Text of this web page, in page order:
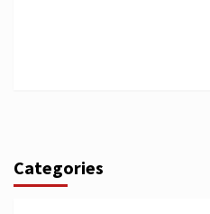
Categories